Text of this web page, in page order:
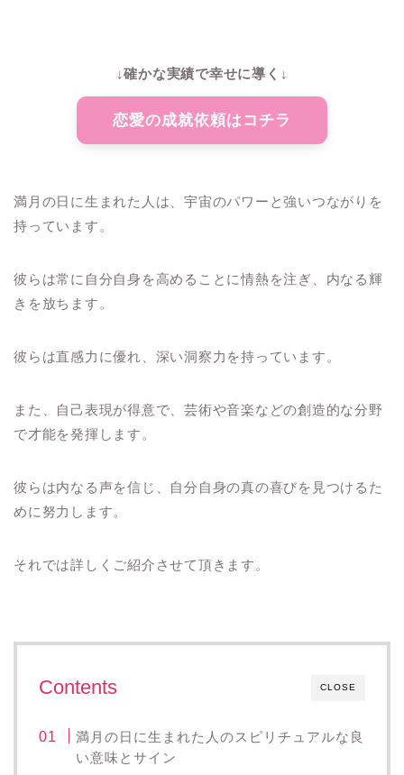
↓確かな実績で幸せに導く↓
恋愛の成就依頼はコチラ
満月の日に生まれた人は、宇宙のパワーと強いつながりを
持っています。
彼らは常に自分自身を高めることに情熱を注ぎ、内なる輝
きを放ちます。
彼らは直感力に優れ、深い洞察力を持っています。
また、自己表現が得意で、芸術や音楽などの創造的な分野
で才能を発揮します。
彼らは内なる声を信じ、自分自身の真の喜びを見つけるた
めに努力します。
それでは詳しくご紹介させて頂きます。
CLOSE
Contents
満月の日に生まれた人のスピリチュアルな良
い意味とサイン